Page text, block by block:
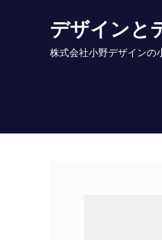
デザインと
株式会社小野デザインの